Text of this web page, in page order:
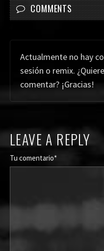
COMMENTS
Actualmente no hay
sesión o remix.
comentar? ¡Gracias!
LEAVE A REPLY
Tu comentario*